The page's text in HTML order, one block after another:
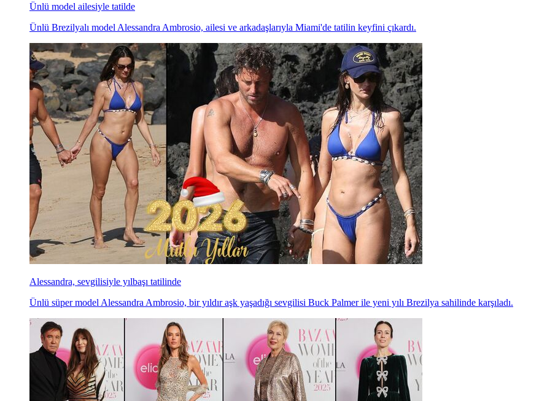
Ünlü model ailesiyle tatilde
Ünlü Brezilyalı model Alessandra Ambrosio, ailesi ve arkadaşlarıyla Miami'de tatilin keyfini çıkardı.
Alessandra, sevgilisiyle yılbaşı tatilinde
Ünlü süper model Alessandra Ambrosio, bir yıldır aşk yaşadığı sevgilisi Buck Palmer ile yeni yılı Brezilya sahilinde karşıladı.